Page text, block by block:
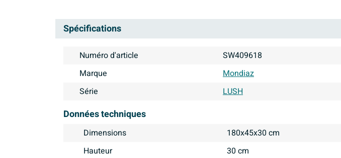
Spécifications
Numéro d'article
SW409618
Marque
Mondiaz
Série
LUSH
Données techniques
Dimensions
180x45x30 cm
Hauteur
30 cm